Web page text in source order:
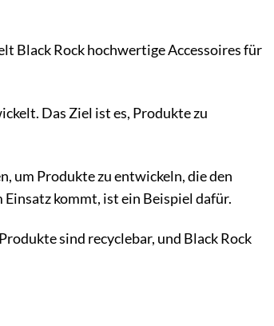
Black Rock hochwertige Accessoires für
Das Ziel ist es, Produkte zu
um Produkte zu entwickeln, die den
kommt, ist ein Beispiel dafür.
sind recyclebar, und Black Rock